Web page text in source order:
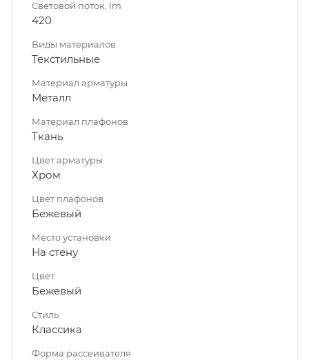
Световой поток, lm
420
Виды материалов
Текстильные
Материал арматуры
Металл
Материал плафонов
Ткань
Цвет арматуры
Хром
Цвет плафонов
Бежевый
Место установки
На стену
Цвет
Бежевый
Стиль
Классика
Форма рассеивателя